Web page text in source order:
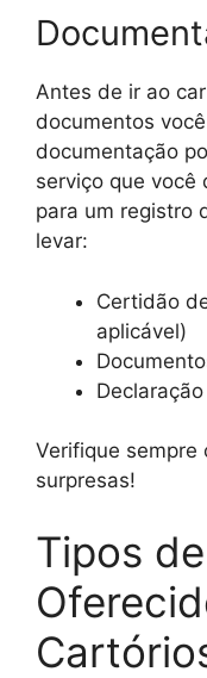
Antes de ir ao
documentos
documentação
serviço que você
para um registro
levar:
Certidão
aplicável)
Verifique sempre
surpresas!
Tipos